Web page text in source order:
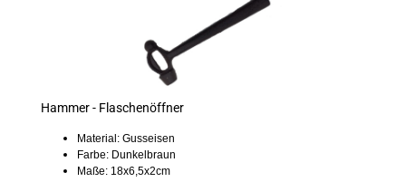
Hammer - Flaschenöffner
Material: Gusseisen
Farbe: Dunkelbraun
Maße: 18x6,5x2cm